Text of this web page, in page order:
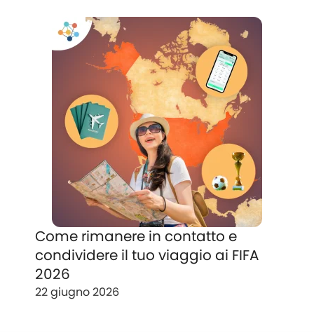
Come rimanere in contatto e
condividere il tuo viaggio ai FIFA
2026
22 giugno 2026